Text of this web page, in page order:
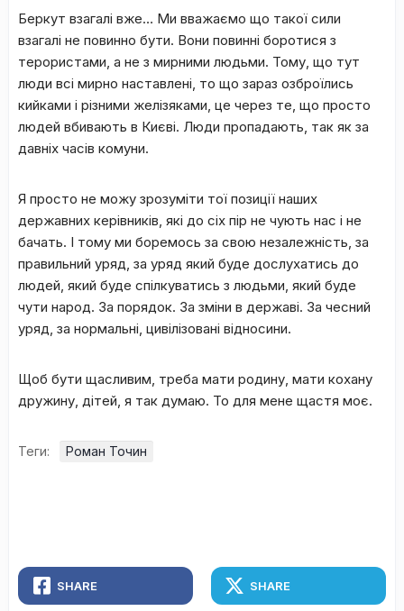
Беркут взагалі вже… Ми вважаємо що такої сили
взагалі не повинно бути. Вони повинні боротися з
терористами, а не з мирними людьми. Тому, що тут
люди всі мирно наставлені, то що зараз озброїлись
кийками і різними желізяками, це через те, що просто
людей вбивають в Києві. Люди пропадають, так як за
давніх часів комуни.
Я просто не можу зрозуміти тої позиції наших
державних керівників, які до сіх пір не чують нас і не
бачать. І тому ми боремось за свою незалежність, за
правильний уряд, за уряд який буде дослухатись до
людей, який буде спілкуватись з людьми, який буде
чути народ. За порядок. За зміни в державі. За чесний
уряд, за нормальні, цивілізовані відносини.
Щоб бути щасливим, треба мати родину, мати кохану
дружину, дітей, я так думаю. То для мене щастя моє.
Теги: Роман Точин
SHARE SHARE